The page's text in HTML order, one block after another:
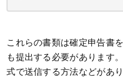
これらの書類は確定申告書
も提出する必要があります
式で送信する方法などがあ